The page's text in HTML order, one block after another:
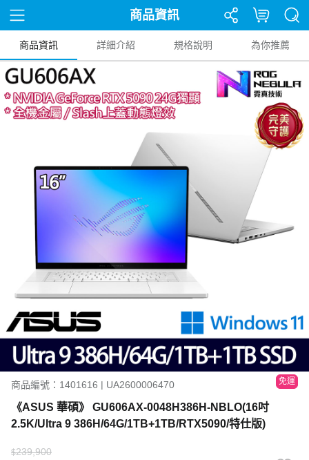
商品資訊
商品資訊 詳細介紹 規格說明 為你推薦
商品編號：1401616 | UA2600006470 免運
《ASUS 華碩》 GU606AX-0048H386H-NBLO(16吋
2.5K/Ultra 9 386H/64G/1TB+1TB/RTX5090/特仕版)
$239,900